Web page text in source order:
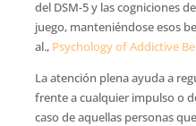
del DSM-5 y las cogniciones
juego, manteniéndose esos
al., Psychology of Addictive
La atención plena ayuda a
frente a cualquier impulso o
caso de aquellas personas